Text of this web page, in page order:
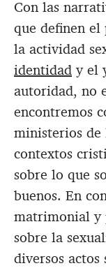
Con las
que definen el
la actividad
identidad y el
autoridad, no
encontremos
ministerios
contextos
sobre lo que
buenos. En
matrimonial y
sobre la
diversos actos